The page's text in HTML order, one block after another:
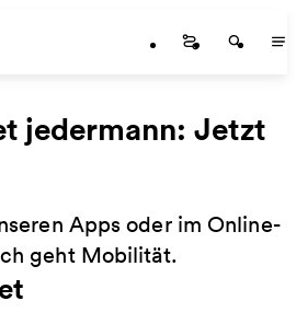
Startseite
jedermann: Jetzt
Apps oder im Online-
geht Mobilität.